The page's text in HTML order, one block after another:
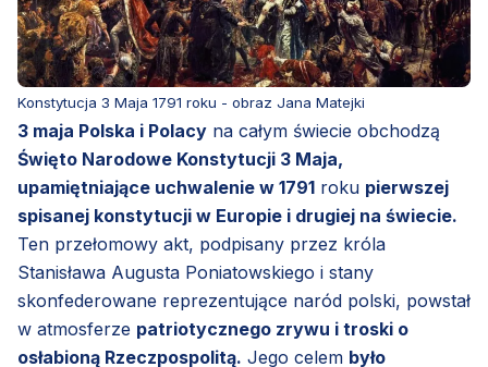
Konstytucja 3 Maja 1791 roku - obraz Jana Matejki
3 maja Polska i Polacy na całym świecie obchodzą
Święto Narodowe Konstytucji 3 Maja,
upamiętniające uchwalenie w 1791 roku pierwszej
spisanej konstytucji w Europie i drugiej na świecie.
Ten przełomowy akt, podpisany przez króla
Stanisława Augusta Poniatowskiego i stany
skonfederowane reprezentujące naród polski, powstał
w atmosferze patriotycznego zrywu i troski o
osłabioną Rzeczpospolitą. Jego celem było